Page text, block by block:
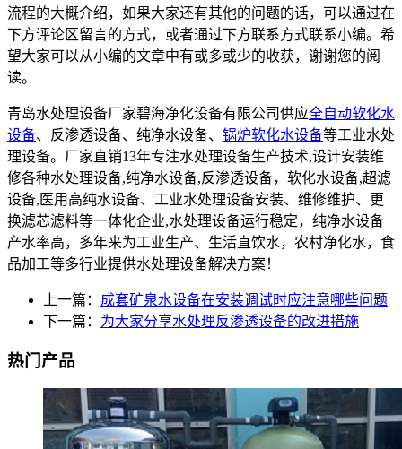
流程的大概介绍，如果大家还有其他的问题的话，可以通过在
下方评论区留言的方式，或者通过下方联系方式联系小编。希
望大家可以从小编的文章中有或多或少的收获，谢谢您的阅
读。
青岛水处理设备厂家碧海净化设备有限公司供应全自动软化水
设备、反渗透设备、纯净水设备、 锅炉软化水设备等工业水处
理设备。厂家直销13年专注水处理设备生产技术,设计安装维
修各种水处理设备,纯净水设备,反渗透设备，软化水设备,超滤
设备,医用高纯水设备、工业水处理设备安装、维修维护、更
换滤芯滤料等一体化企业,水处理设备运行稳定，纯净水设备
产水率高，多年来为工业生产、生活直饮水，农村净化水，食
品加工等多行业提供水处理设备解决方案！
上一篇： 成套矿泉水设备在安装调试时应注意哪些问题
下一篇： 为大家分享水处理反渗透设备的改进措施
热门产品